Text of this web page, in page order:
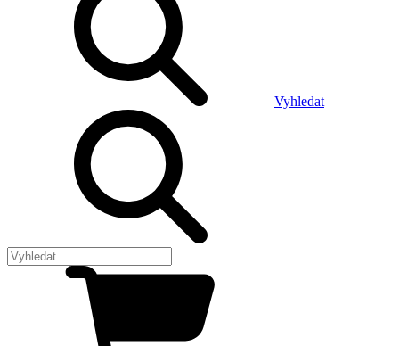
Vyhledat